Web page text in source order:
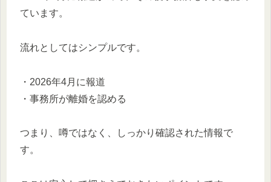
ています。
流れとしてはシンプルです。
・2026年4月に報道
・事務所が離婚を認める
つまり、噂ではなく、しっかり確認された情報で
す。